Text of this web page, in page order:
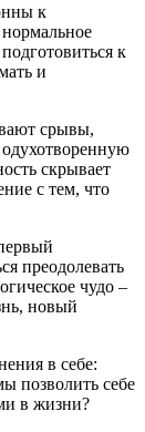
к
к
и
срывы,
скрывает
с тем, что
преодолевать
чудо –
новый
в себе:
позволить себе
в жизни?